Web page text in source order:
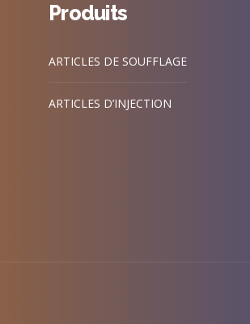
Produits
ARTICLES DE SOUFFLAGE
ARTICLES D’INJECTION